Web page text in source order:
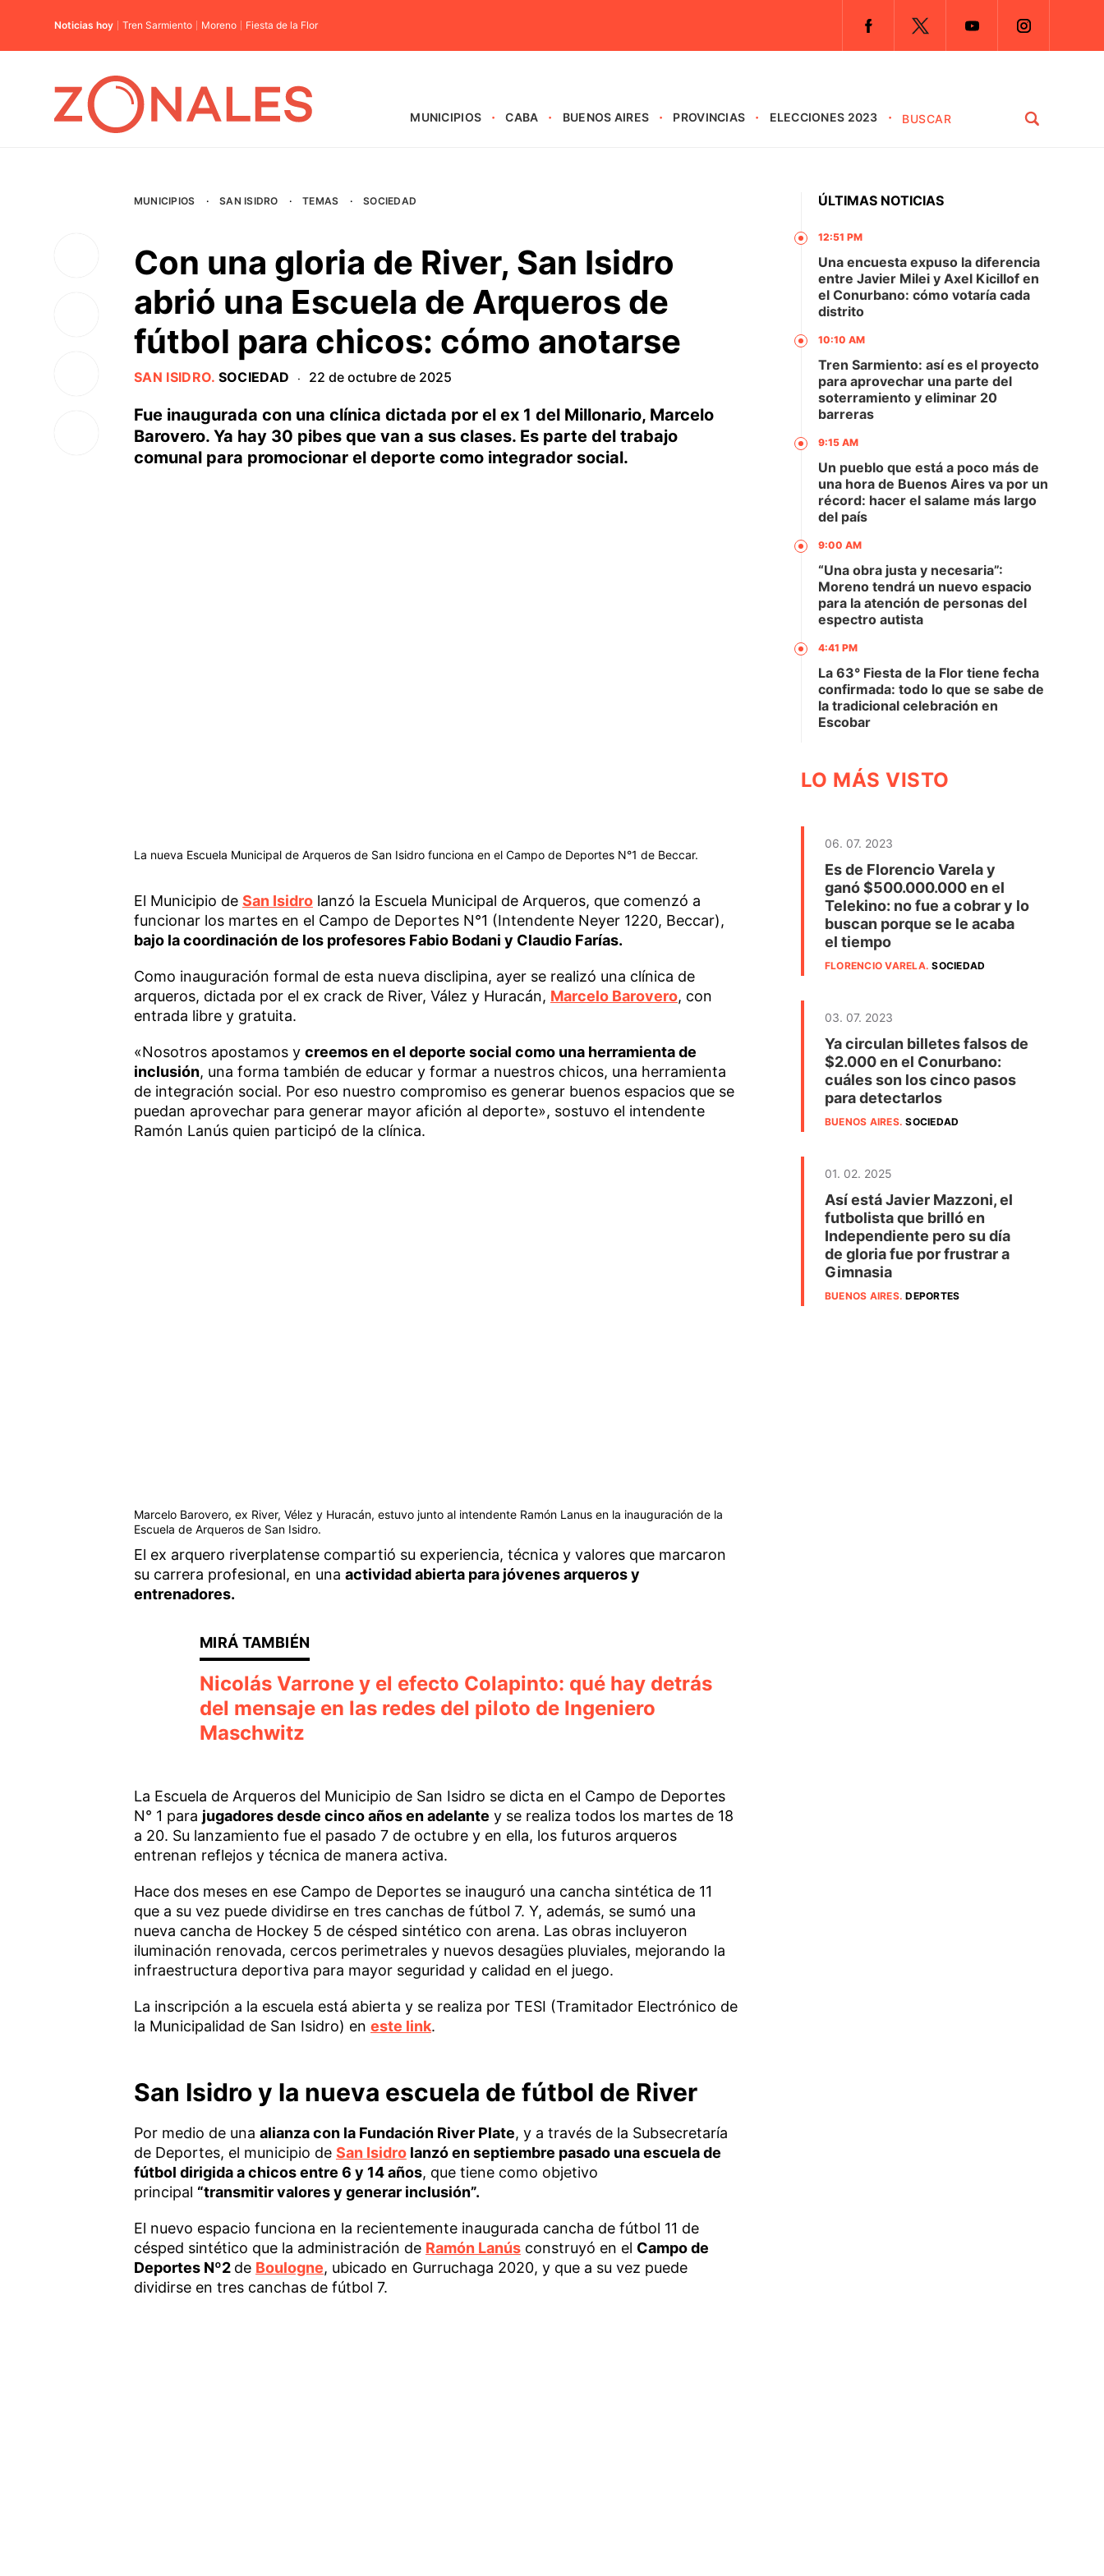
Noticias hoy Tren Sarmiento Moreno Fiesta de la Flor
MUNICIPIOS CABA BUENOS AIRES PROVINCIAS ELECCIONES 2023
MUNICIPIOS · SAN ISIDRO · TEMAS · SOCIEDAD
Con una gloria de River, San Isidro
abrió una Escuela de Arqueros de
fútbol para chicos: cómo anotarse
SAN ISIDRO. SOCIEDAD · 22 de octubre de 2025
Fue inaugurada con una clínica dictada por el ex 1 del Millonario, Marcelo
Barovero. Ya hay 30 pibes que van a sus clases. Es parte del trabajo
comunal para promocionar el deporte como integrador social.
La nueva Escuela Municipal de Arqueros de San Isidro funciona en el Campo de Deportes N°1 de Beccar.
El Municipio de San Isidrolanzó la Escuela Municipal de Arqueros, que comenzó a
funcionar los martes en el Campo de Deportes N°1 (Intendente Neyer 1220, Beccar),
bajo la coordinación de los profesores Fabio Bodani y Claudio Farías.
Como inauguración formal de esta nueva disclipina, ayer se realizó una clínica de
arqueros, dictada por el ex crack de River, Vález y Huracán, Marcelo Barovero, con
entrada libre y gratuita.
«Nosotros apostamos y creemos en el deporte social como una herramienta de
inclusión, una forma también de educar y formar a nuestros chicos, una herramienta
de integración social. Por eso nuestro compromiso es generar buenos espacios que se
puedan aprovechar para generar mayor afición al deporte», sostuvo el intendente
Ramón Lanús quien participó de la clínica.
Marcelo Barovero, ex River, Vélez y Huracán, estuvo junto al intendente Ramón Lanus en la inauguración de la
Escuela de Arqueros de San Isidro.
El ex arquero riverplatense compartió su experiencia, técnica y valores que marcaron
su carrera profesional, en una actividad abierta para jóvenes arqueros y
entrenadores.
Nicolás Varrone y el efecto Colapinto: qué hay detrás
del mensaje en las redes del piloto de Ingeniero
Maschwitz
La Escuela de Arqueros del Municipio de San Isidro se dicta en el Campo de Deportes
N° 1 para jugadores desde cinco años en adelante y se realiza todos los martes de 18
a 20. Su lanzamiento fue el pasado 7 de octubre y en ella, los futuros arqueros
entrenan reflejos y técnica de manera activa.
Hace dos meses en ese Campo de Deportes se inauguró una cancha sintética de 11
que a su vez puede dividirse en tres canchas de fútbol 7. Y, además, se sumó una
nueva cancha de Hockey 5 de césped sintético con arena. Las obras incluyeron
iluminación renovada, cercos perimetrales y nuevos desagües pluviales, mejorando la
infraestructura deportiva para mayor seguridad y calidad en el juego.
La inscripción a la escuela está abierta y se realiza por TESI (Tramitador Electrónico de
la Municipalidad de San Isidro) en este link.
San Isidro y la nueva escuela de fútbol de River
Por medio de una alianza con la Fundación River Plate, y a través de la Subsecretaría
de Deportes, el municipio de San Isidrolanzó en septiembre pasado una escuela de
fútbol dirigida a chicos entre 6 y 14 años, que tiene como objetivo
principal “transmitir valores y generar inclusión”.
El nuevo espacio funciona en la recientemente inaugurada cancha de fútbol 11 de
césped sintético que la administración de Ramón Lanúsconstruyó en el Campo de
Deportes Nº2 de Boulogne, ubicado en Gurruchaga 2020, y que a su vez puede
dividirse en tres canchas de fútbol 7.
ÚLTIMAS NOTICIAS
12:51 PM
Una encuesta expuso la diferencia
entre Javier Milei y Axel Kicillof en
el Conurbano: cómo votaría cada
distrito
10:10 AM
Tren Sarmiento: así es el proyecto
para aprovechar una parte del
soterramiento y eliminar 20
barreras
9:15 AM
Un pueblo que está a poco más de
una hora de Buenos Aires va por un
récord: hacer el salame más largo
del país
9:00 AM
“Una obra justa y necesaria”:
Moreno tendrá un nuevo espacio
para la atención de personas del
espectro autista
4:41 PM
La 63° Fiesta de la Flor tiene fecha
confirmada: todo lo que se sabe de
la tradicional celebración en
Escobar
LO MÁS VISTO
06. 07. 2023
Es de Florencio Varela y
ganó $500.000.000 en el
Telekino: no fue a cobrar y lo
buscan porque se le acaba
el tiempo
FLORENCIO VARELA.SOCIEDAD
03. 07. 2023
Ya circulan billetes falsos de
$2.000 en el Conurbano:
cuáles son los cinco pasos
para detectarlos
BUENOS AIRES.SOCIEDAD
01. 02. 2025
Así está Javier Mazzoni, el
futbolista que brilló en
Independiente pero su día
de gloria fue por frustrar a
Gimnasia
BUENOS AIRES.DEPORTES